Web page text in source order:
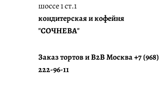
шоссе 1 ст.1
кондитерская и кофейня
"СОЧНЕВА"
Заказ тортов и B2B Москва +7 (968)
222-96-11